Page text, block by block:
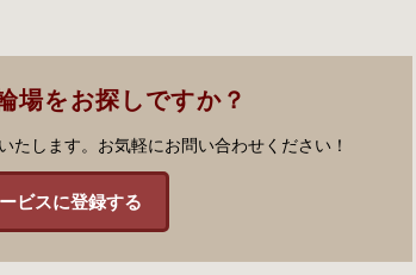
場をお探しですか？
たします。お気軽にお問い合わせください！
ビスに登録する